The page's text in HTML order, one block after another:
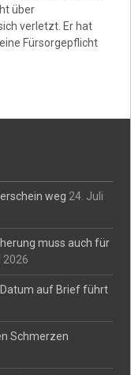
über
verletzt. Er hat
Fürsorgepflicht
weg 24. Juli
muss auch für
2026
Datum auf Brief führt
Schmerzen